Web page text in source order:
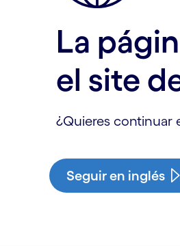
La
el site
¿Quieres continuar
Seguir en inglés